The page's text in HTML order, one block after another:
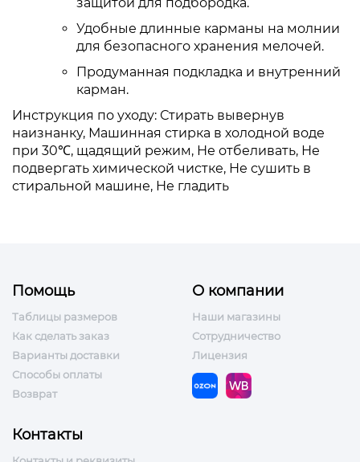
Удобные длинные карманы на молнии
для безопасного хранения мелочей.
Продуманная подкладка и внутренний
карман.
Инструкция по уходу: Стирать вывернув
наизнанку, Машинная стирка в холодной воде
при 30℃, щадящий режим, Не отбеливать, Не
подвергать химической чистке, Не сушить в
стиральной машине, Не гладить
Помощь
Таблицы размеров
Как сделать заказ
Варианты доставки
Способы оплаты
Возврат
О компании
Наши магазины
Сотрудничество
Лицензия
Контакты